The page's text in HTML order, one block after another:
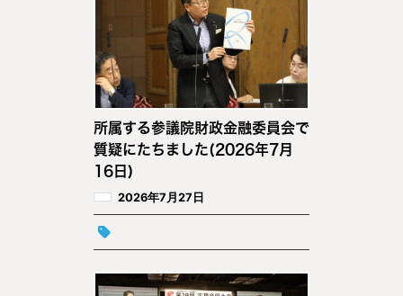
所属する参議院財政金融委員会で
質疑にたちました(2026年7月
16日)
2026年7月27日